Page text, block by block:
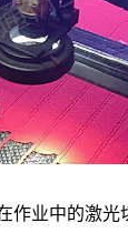
作业中的激光